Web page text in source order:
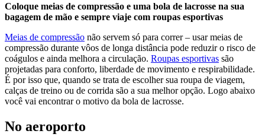
Coloque meias de compressão e uma bola de lacrosse na sua
bagagem de mão e sempre viaje com roupas esportivas
Meias de compressão não servem só para correr – usar meias de
compressão durante vôos de longa distância pode reduzir o risco de
coágulos e ainda melhora a circulação. Roupas esportivas são
projetadas para conforto, liberdade de movimento e respirabilidade.
É por isso que, quando se trata de escolher sua roupa de viagem,
calças de treino ou de corrida são a sua melhor opção. Logo abaixo
você vai encontrar o motivo da bola de lacrosse.
No aeroporto